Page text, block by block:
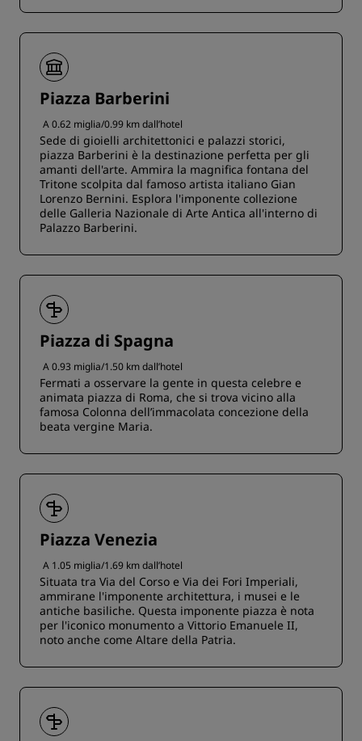
Piazza Barberini
A 0.62 miglia/0.99 km dall’hotel
Sede di gioielli architettonici e palazzi storici,
piazza Barberini è la destinazione perfetta per gli
amanti dell'arte. Ammira la magnifica fontana del
Tritone scolpita dal famoso artista italiano Gian
Lorenzo Bernini. Esplora l'imponente collezione
delle Galleria Nazionale di Arte Antica all'interno di
Palazzo Barberini.
Piazza di Spagna
A 0.93 miglia/1.50 km dall’hotel
Fermati a osservare la gente in questa celebre e
animata piazza di Roma, che si trova vicino alla
famosa Colonna dell’immacolata concezione della
beata vergine Maria.
Piazza Venezia
A 1.05 miglia/1.69 km dall’hotel
Situata tra Via del Corso e Via dei Fori Imperiali,
ammirane l'imponente architettura, i musei e le
antiche basiliche. Questa imponente piazza è nota
per l'iconico monumento a Vittorio Emanuele II,
noto anche come Altare della Patria.